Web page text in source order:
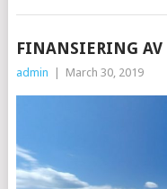
FINANSIERING AV
admin | March 30, 2019